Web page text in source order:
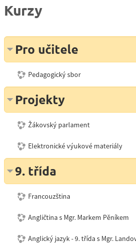
Kurzy
Pro učitele
Pedagogický sbor
Projekty
Žákovský parlament
Elektronické výukové materiály
9. třída
Francouzština
Angličtina s Mgr. Markem Pěníkem
Anglický jazyk - 9. třída s Mgr.